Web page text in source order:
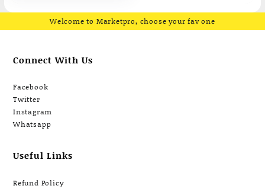
Welcome to Marketpro, choose your fav one
Connect With Us
Facebook
Twitter
Instagram
Whatsapp
Useful Links
Refund Policy